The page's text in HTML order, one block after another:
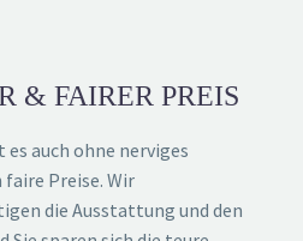
& FAIRER PREIS
es auch ohne nerviges
faire Preise. Wir
die Ausstattung und den